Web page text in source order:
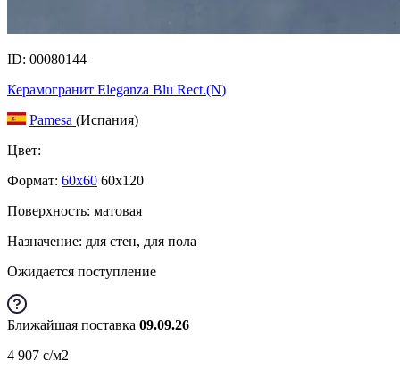
ID: 00080144
Керамогранит Eleganza Blu Rect.(N)
Pamesa (Испания)
Цвет:
Формат: 60x60 60x120
Поверхность: матовая
Назначение: для стен, для пола
Ожидается поступление
Ближайшая поставка 09.09.26
4 907 c/м2